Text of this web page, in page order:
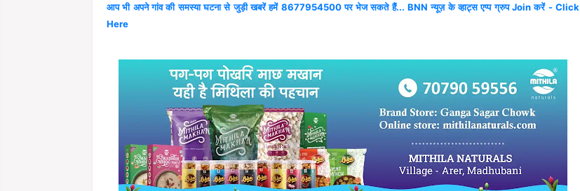
आप भी अपने गांव की समस्या घटना से जुड़ी खबरें हमें 8677954500 पर भेज सकते हैं... BNN न्यूज़ के व्हाट्स एप्प ग्रुप Join करें - Click
Here